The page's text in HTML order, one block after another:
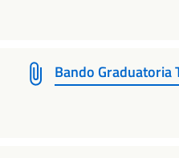
Bando Graduatoria